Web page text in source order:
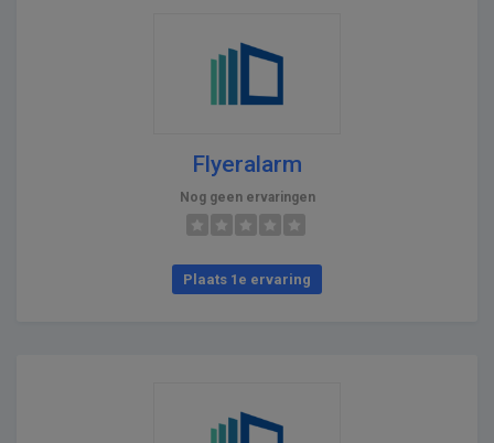
Flyeralarm
Nog geen ervaringen
Plaats 1e ervaring